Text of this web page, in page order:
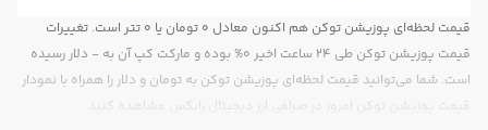
قیمت لحظه‌ای پوزیشن توکن هم اکنون معادل 0 تومان یا 0 تتر است. تغییرات
قیمت پوزیشن توکن طی 24 ساعت اخیر 0% بوده و مارکت کپ آن به - دلار رسیده
است. شما می‌توانید قیمت لحظه‌ای پوزیشن توکن به تومان و دلار را همراه با نمودار
قیمت پوزیشن توکن امروز در صرافی ارز دیجیتال رابکس مشاهده کنید.